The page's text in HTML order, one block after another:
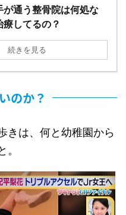
が通う整骨院は何処な
してるの？
続きを見る
のか？
きは、何と幼稚園から